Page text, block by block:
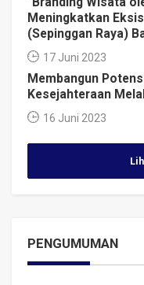
Meningkatkan
(Sepinggan Raya)
17 Juni 2023
Membangun
Kesejahteraan
16 Juni 2023
PENGUMUMAN